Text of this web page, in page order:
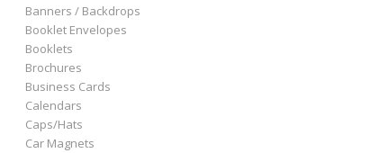
Banners / Backdrops
Booklet Envelopes
Booklets
Brochures
Business Cards
Calendars
Caps/Hats
Car Magnets